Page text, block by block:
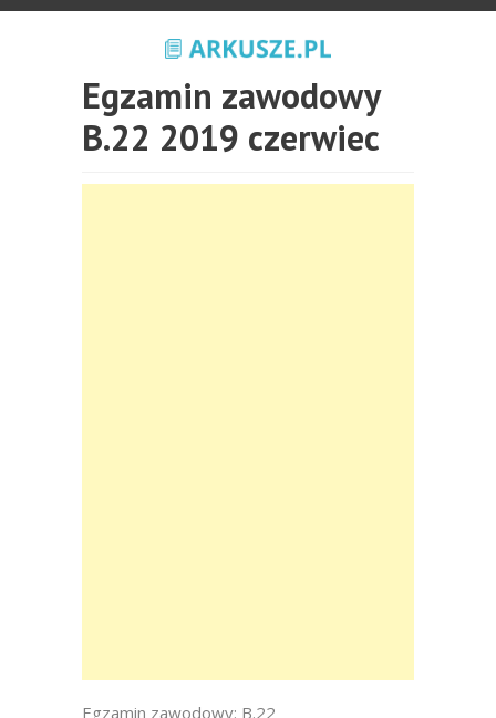
Egzamin zawodowy
B.22 2019 czerwiec
Egzamin zawodowy: B.22